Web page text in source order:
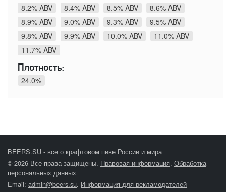
8.2% ABV
8.4% ABV 8.5% ABV
8.6% ABV
8.9% ABV
9.0% ABV 9.3% ABV
9.5% ABV
9.8% ABV
9.9% ABV 10.0% ABV
11.0% ABV
11.7% ABV
Плотность:
24.0%
BEERS.SU - все о крафтовом пиве России и мира
© 2026 Все права защищены. Правовая информация. Обработка
персональных данных
Email: admin@beers.su. Информация для рекламодателей